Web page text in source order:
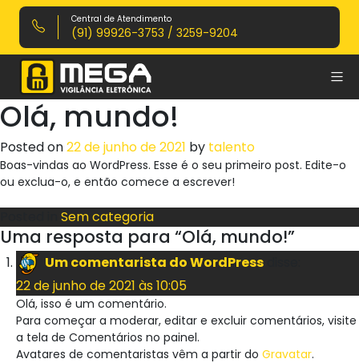
Central de Atendimento
(91) 99926-3753 / 3259-9204
Olá, mundo!
Posted on22 de junho de 2021 by talento
Boas-vindas ao WordPress. Esse é o seu primeiro post. Edite-o
ou exclua-o, e então comece a escrever!
Sem categoria
Uma resposta para “Olá, mundo!”
Um comentarista do WordPress
22 de junho de 2021 às 10:05
Olá, isso é um comentário.
Para começar a moderar, editar e excluir comentários, visite
a tela de Comentários no painel.
Avatares de comentaristas vêm a partir do Gravatar.